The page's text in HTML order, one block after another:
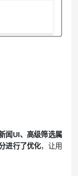
闻UI、高级筛选属
进行了优化，让用